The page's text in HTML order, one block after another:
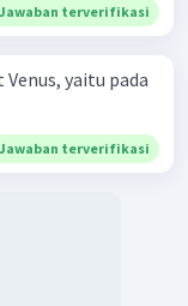
Jawaban terverifikasi
yaitu pada
Jawaban terverifikasi